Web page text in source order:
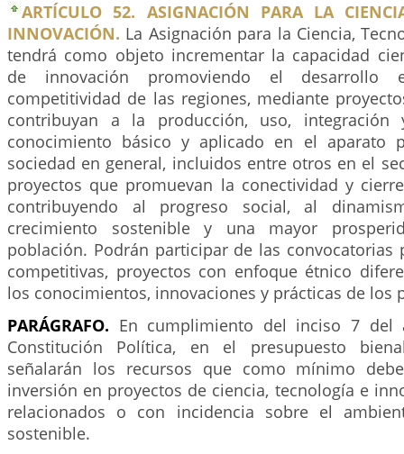
ARTÍCULO 52. ASIGNACIÓN PARA LA
INNOVACIÓN. La Asignación para la Ciencia,
tendrá como objeto incrementar la capacidad
de innovación promoviendo el desarrollo
competitividad de las regiones, mediante
contribuyan a la producción, uso, integración
conocimiento básico y aplicado en el aparato
sociedad en general, incluidos entre otros en el
proyectos que promuevan la conectividad y
contribuyendo al progreso social, al
crecimiento sostenible y una mayor
población. Podrán participar de las convocatorias
competitivas, proyectos con enfoque étnico
los conocimientos, innovaciones y prácticas de los
PARÁGRAFO. En cumplimiento del inciso 7
Constitución Política, en el presupuesto
señalarán los recursos que como mínimo
inversión en proyectos de ciencia, tecnología e
relacionados o con incidencia sobre el
sostenible.